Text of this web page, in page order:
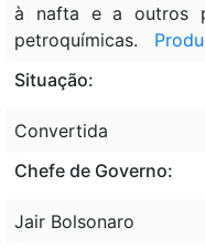
à nafta e a outros
petroquímicas.
Situação:
Convertida
Chefe de Governo:
Jair Bolsonaro